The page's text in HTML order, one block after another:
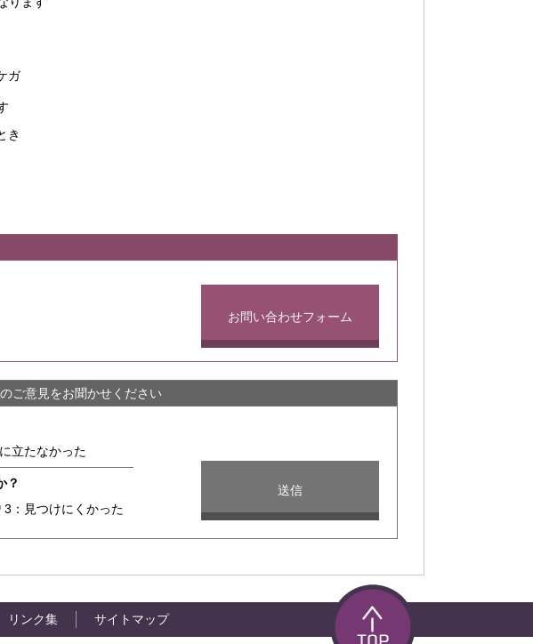
ガ
き
お問い合わせフォーム
ご意見をお聞かせください
立たなかった
？
3：見つけにくかった
リンク集 サイトマップ